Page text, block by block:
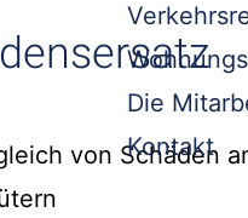
Die
Kontakt
von Schäden